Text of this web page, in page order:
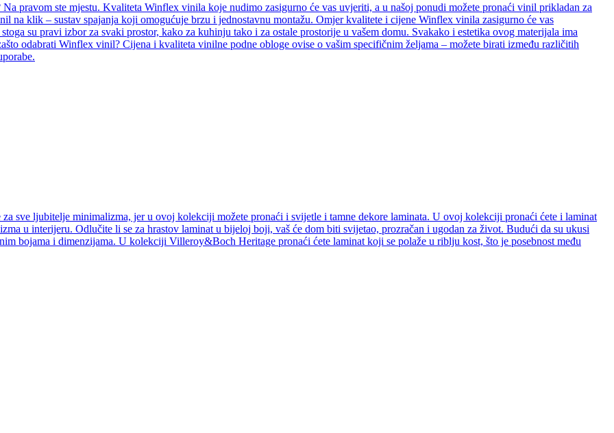
pravom ste mjestu. Kvaliteta Winflex vinila koje nudimo zasigurno će vas uvjeriti, a u našoj ponudi možete pronaći vinil prikladan za
na klik – sustav spajanja koji omogućuje brzu i jednostavnu montažu. Omjer kvalitete i cijene Winflex vinila zasigurno će vas
su pravi izbor za svaki prostor, kako za kuhinju tako i za ostale prostorije u vašem domu. Svakako i estetika ovog materijala ima
odabrati Winflex vinil? Cijena i kvaliteta vinilne podne obloge ovise o vašim specifičnim željama – možete birati između različitih
sve ljubitelje minimalizma, jer u ovoj kolekciji možete pronaći i svijetle i tamne dekore laminata. U ovoj kolekciji pronaći ćete i laminat
u interijeru. Odlučite li se za hrastov laminat u bijeloj boji, vaš će dom biti svijetao, prozračan i ugodan za život. Budući da su ukusi
bojama i dimenzijama. U kolekciji Villeroy&Boch Heritage pronaći ćete laminat koji se polaže u riblju kost, što je posebnost među